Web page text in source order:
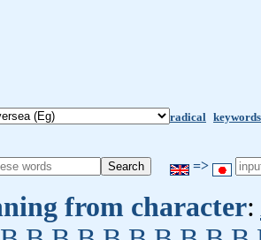
radical keywords
=>
from character: